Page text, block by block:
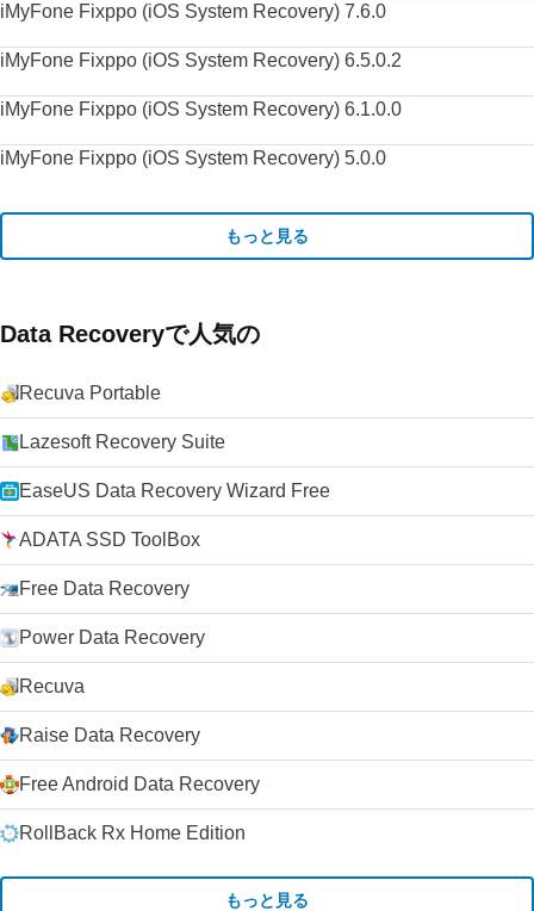
iMyFone Fixppo (iOS System Recovery) 7.6.0
iMyFone Fixppo (iOS System Recovery) 6.5.0.2
iMyFone Fixppo (iOS System Recovery) 6.1.0.0
iMyFone Fixppo (iOS System Recovery) 5.0.0
もっと見る
Data Recoveryで人気の
Recuva Portable
Lazesoft Recovery Suite
EaseUS Data Recovery Wizard Free
ADATA SSD ToolBox
Free Data Recovery
Power Data Recovery
Recuva
Raise Data Recovery
Free Android Data Recovery
RollBack Rx Home Edition
もっと見る